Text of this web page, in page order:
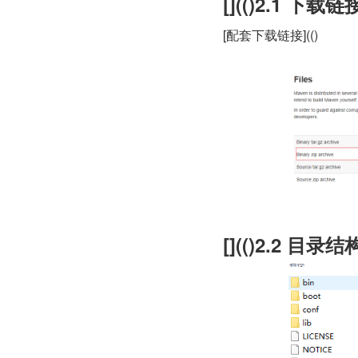
[配套下载链接](()
[](()2.2 目录结